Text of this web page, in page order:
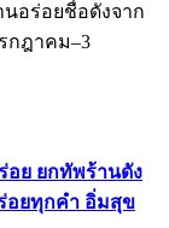
อร่อยชื่อดังจาก
กฎาคม–3
อย ยกทัพร้านดัง
ร่อยทุกคำ อิ่มสุข